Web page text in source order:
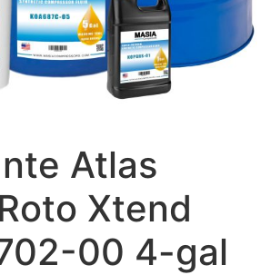
Atlas
Xtend
00 4-gal